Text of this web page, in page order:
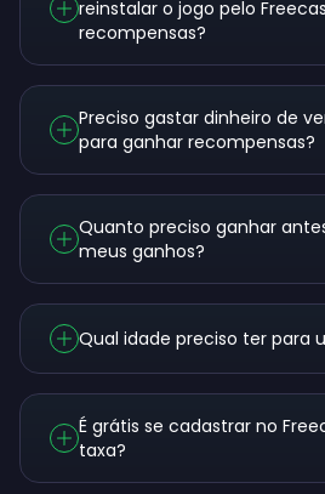
reinstalar o jogo pelo
recompensas?
Preciso gastar dinheiro de
para ganhar recompensas?
Quanto preciso ganhar
meus ganhos?
Qual idade preciso ter para
É grátis se cadastrar no
taxa?